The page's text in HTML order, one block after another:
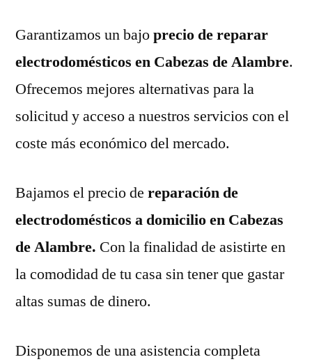
Garantizamos un bajoprecio de reparar
electrodomésticos en Cabezas de Alambre.
Ofrecemos mejores alternativas para la
solicitud y acceso a nuestros servicios con el
coste más económico del mercado.
Bajamos el precio de reparación de
electrodomésticos a domicilio en Cabezas
de Alambre. Con la finalidad de asistirte en
la comodidad de tu casa sin tener que gastar
altas sumas de dinero.
Disponemos de una asistencia completa